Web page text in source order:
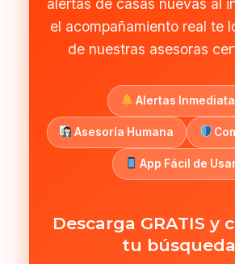
el acompañamiento real te
de nuestras asesoras
Alertas
Asesoría Humana
App Fácil de Usar
Descarga GRATIS y
tu